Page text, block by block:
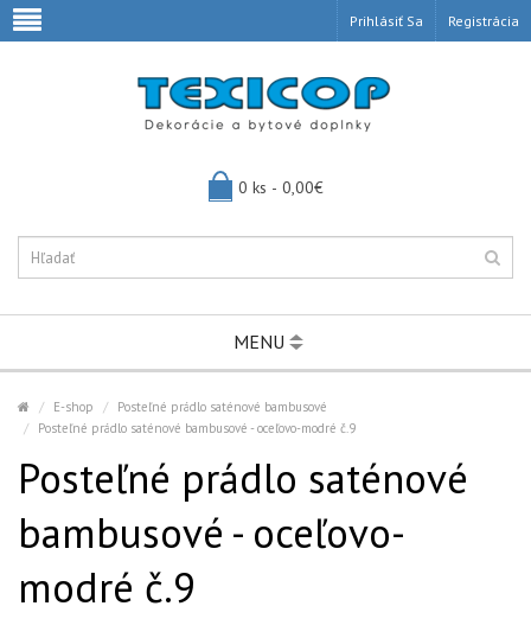
Prihlásiť Sa Registrácia
0 ks - 0,00€
MENU
E-shop
Posteľné prádlo saténové bambusové
Posteľné prádlo saténové bambusové - oceľovo-modré č.9
Posteľné prádlo saténové
bambusové - oceľovo-
modré č.9